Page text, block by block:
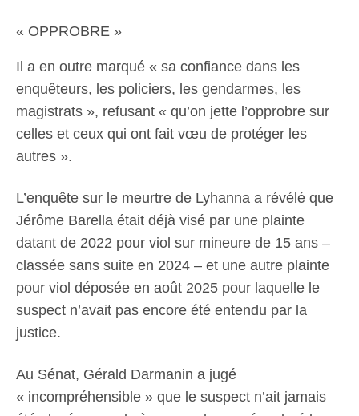
« OPPROBRE »
Il a en outre marqué « sa confiance dans les
enquêteurs, les policiers, les gendarmes, les
magistrats », refusant « qu’on jette l’opprobre sur
celles et ceux qui ont fait vœu de protéger les
autres ».
L’enquête sur le meurtre de Lyhanna a révélé que
Jérôme Barella était déjà visé par une plainte
datant de 2022 pour viol sur mineure de 15 ans –
classée sans suite en 2024 – et une autre plainte
pour viol déposée en août 2025 pour laquelle le
suspect n’avait pas encore été entendu par la
justice.
Au Sénat, Gérald Darmanin a jugé
« incompréhensible » que le suspect n’ait jamais